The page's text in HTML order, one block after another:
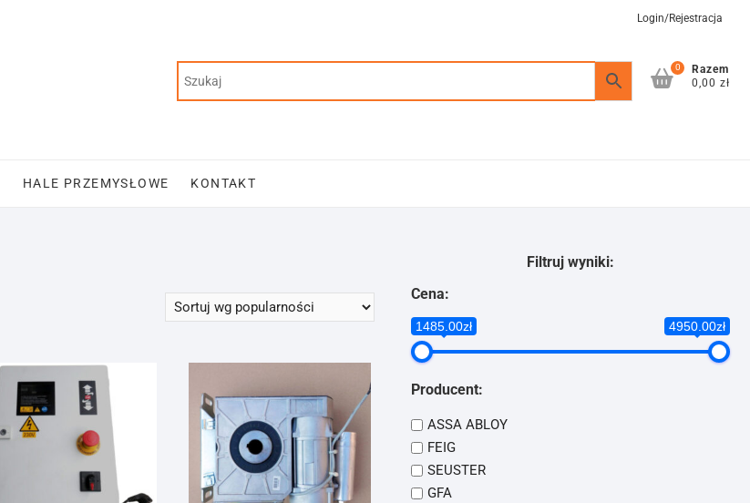
Login/Rejestracja
0
Razem
0,00 zł
HALE PRZEMYSŁOWE KONTAKT
Filtruj wyniki:
Cena:
1485.00zł 4950.00zł
Producent:
ASSA ABLOY
FEIG
SEUSTER
GFA